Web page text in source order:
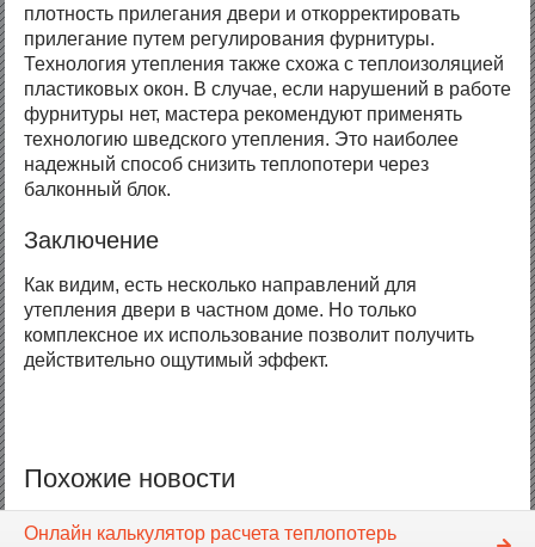
плотность прилегания двери и откорректировать
прилегание путем регулирования фурнитуры.
Технология утепления также схожа с теплоизоляцией
пластиковых окон. В случае, если нарушений в работе
фурнитуры нет, мастера рекомендуют применять
технологию шведского утепления. Это наиболее
надежный способ снизить теплопотери через
балконный блок.
Заключение
Как видим, есть несколько направлений для
утепления двери в частном доме. Но только
комплексное их использование позволит получить
действительно ощутимый эффект.
Похожие новости
Онлайн калькулятор расчета теплопотерь